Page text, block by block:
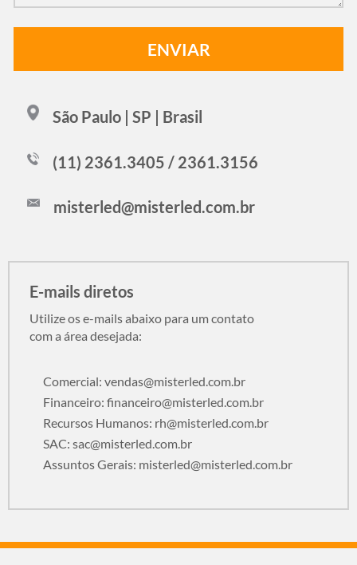
São Paulo | SP | Brasil
(11) 2361.3405 / 2361.3156
misterled@misterled.com.br
E-mails diretos
Utilize os e-mails abaixo para um contato
com a área desejada:
Comercial: vendas@misterled.com.br
Financeiro: financeiro@misterled.com.br
Recursos Humanos: rh@misterled.com.br
SAC: sac@misterled.com.br
Assuntos Gerais: misterled@misterled.com.br